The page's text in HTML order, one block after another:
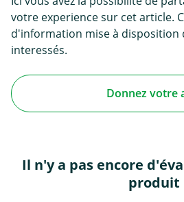
votre experience sur cet article.
d'information mise à
interessés.
Donnez votre
Il n'y a pas encore
produit